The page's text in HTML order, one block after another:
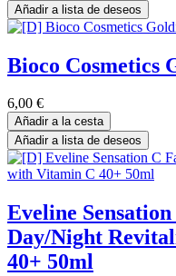
Añadir a lista de deseos
Bioco Cosmetics
6,00 €
Añadir a la cesta
Añadir a lista de deseos
Eveline
Day/Night
40+ 50ml